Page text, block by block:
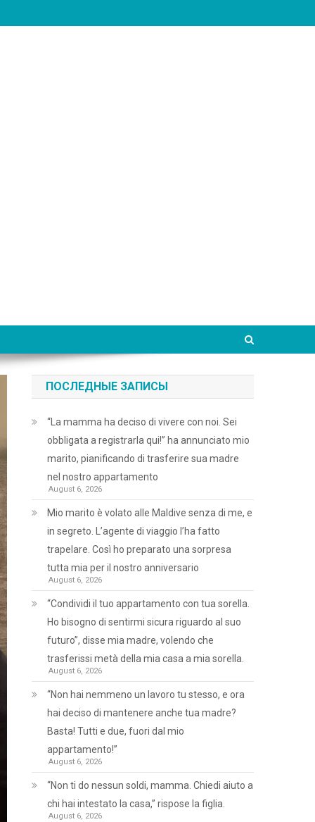
ПОСЛЕДНЫЕ ЗАПИСЫ
“La mamma ha deciso di vivere con noi. Sei
obbligata a registrarla qui!” ha annunciato mio
marito, pianificando di trasferire sua madre
nel nostro appartamento
August 6, 2026
Mio marito è volato alle Maldive senza di me, e
in segreto. L’agente di viaggio l’ha fatto
trapelare. Così ho preparato una sorpresa
tutta mia per il nostro anniversario
August 6, 2026
“Condividi il tuo appartamento con tua sorella.
Ho bisogno di sentirmi sicura riguardo al suo
futuro”, disse mia madre, volendo che
trasferissi metà della mia casa a mia sorella.
August 6, 2026
“Non hai nemmeno un lavoro tu stesso, e ora
hai deciso di mantenere anche tua madre?
Basta! Tutti e due, fuori dal mio
appartamento!”
August 6, 2026
“Non ti do nessun soldi, mamma. Chiedi aiuto a
chi hai intestato la casa,” rispose la figlia.
August 6, 2026